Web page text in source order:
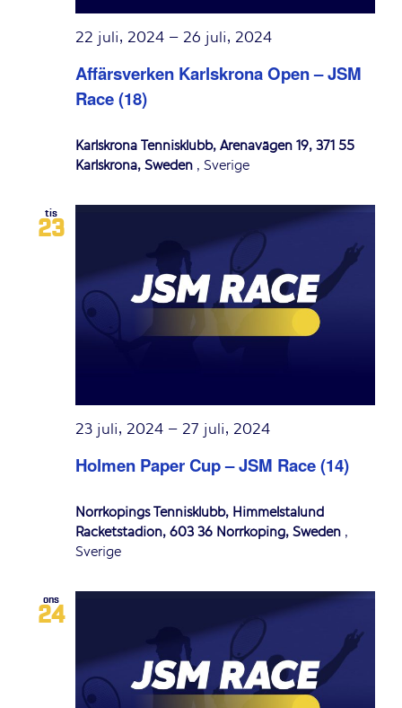
Affärsverken Karlskrona Open – JSM
Race (18)
22 juli, 2024 – 26 juli, 2024
Karlskrona Tennisklubb, Arenavägen 19, 371 55
Karlskrona, Sweden , Sverige
tis
23
Holmen Paper Cup – JSM Race (14)
23 juli, 2024 – 27 juli, 2024
Norrköpings Tennisklubb, Himmelstalund
Racketstadion, 603 36 Norrköping, Sweden ,
Sverige
ons
24